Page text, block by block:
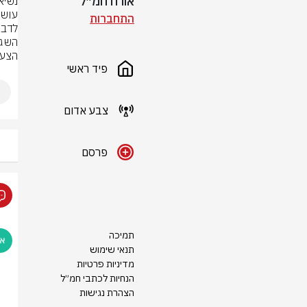
התחברות
פיד ראשי
צבע אדום
פרסם
תמיכה
תנאי שימוש
מדיניות פרטיות
הנחיות לכתבי חמ״ל
הצהרת נגישות